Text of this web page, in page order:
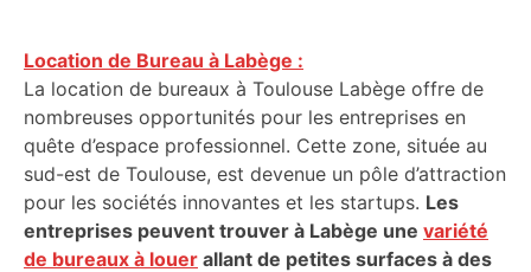
Location de Bureau à Labège :
La location de bureaux à Toulouse Labège offre de
nombreuses opportunités pour les entreprises en
quête d’espace professionnel. Cette zone, située au
sud-est de Toulouse, est devenue un pôle d’attraction
pour les sociétés innovantes et les startups. Les
entreprises peuvent trouver à Labège une variété
de bureaux à louer allant de petites surfaces à des